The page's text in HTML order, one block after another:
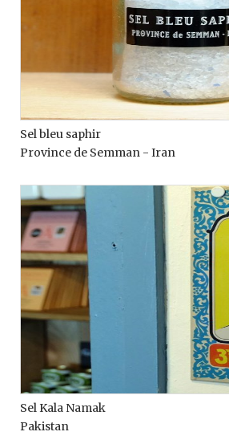
Sel bleu saphir
Province de Semman - Iran
Sel Kala Namak
Pakistan